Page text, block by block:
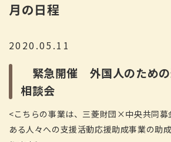
月の日程
2020.05.11
緊急開催 外国人のため
相談会
<こちらの事業は、三菱財団×中央共同
ある人々への支援活動応援助成事業の助